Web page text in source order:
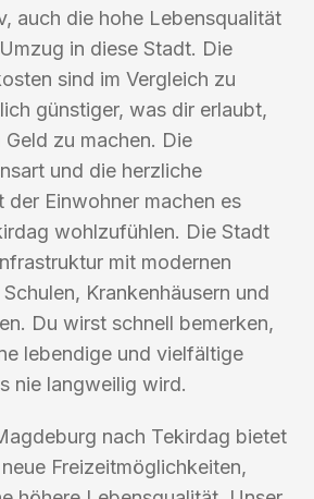
auch die hohe Lebensqualität
in diese Stadt. Die
sind im Vergleich zu
günstiger, was dir erlaubt,
Geld zu machen. Die
und die herzliche
der Einwohner machen es
wohlzufühlen. Die Stadt
mit modernen
Krankenhäusern und
Du wirst schnell bemerken,
lebendige und vielfältige
nie langweilig wird.
nach Tekirdag bietet
Freizeitmöglichkeiten,